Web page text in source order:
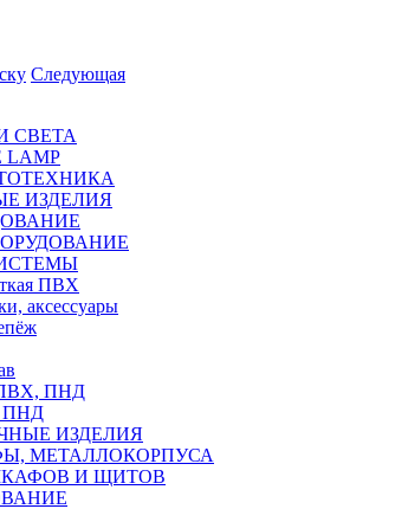
Следующая
СВЕТА
ИЗДЕЛИЯ
ПВХ
аксессуары
ПВХ, ПНД
ПНД
ИЗДЕЛИЯ
МЕТАЛЛОКОРПУСА
И ЩИТОВ